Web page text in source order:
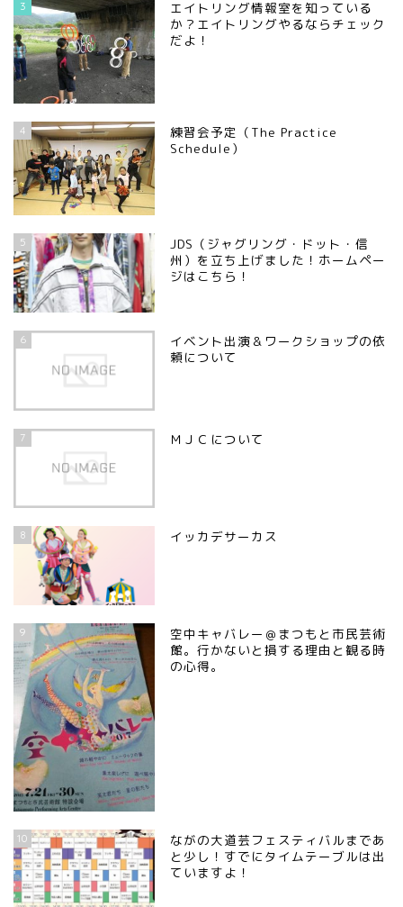
3
エイトリング情報室を知っている
か？エイトリングやるならチェック
だよ！
4
練習会予定（The Practice
Schedule）
5
JDS（ジャグリング・ドット・信
州）を立ち上げました！ホームペー
ジはこちら！
6
イベント出演＆ワークショップの依
頼について
7 ＭＪＣについて
8 イッカデサーカス
9
空中キャバレー＠まつもと市民芸術
館。行かないと損する理由と観る時
の心得。
10
ながの大道芸フェスティバルまであ
と少し！すでにタイムテーブルは出
ていますよ！